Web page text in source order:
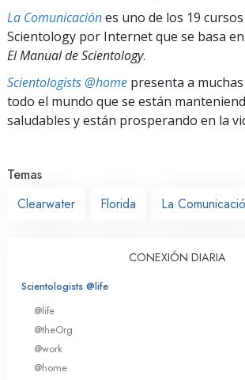
La Comunicaciónes uno de los 19
Scientology por Internet que se basa
El Manual de Scientology.
Scientologists @home presenta a
todo el mundo que se están
saludables y están prosperando en la
Temas
Clearwater
Florida La
CONEXIÓN DIARIA
Scientologists @life
@life
@theOrg
@work
@home